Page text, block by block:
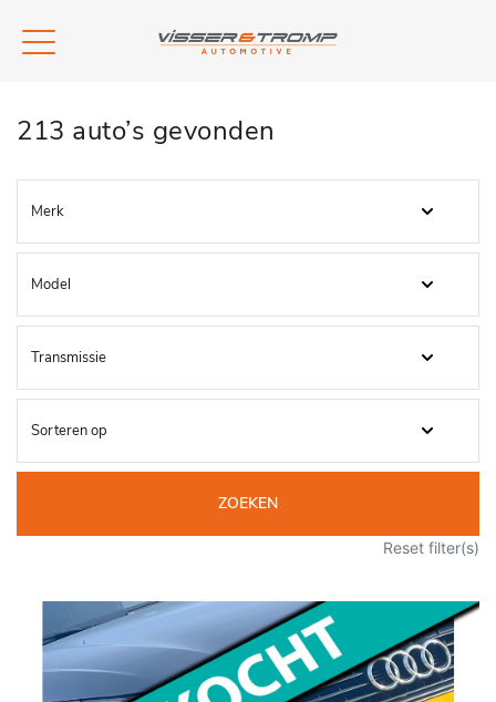
213 auto’s gevonden
ZOEKEN
Reset filter(s)